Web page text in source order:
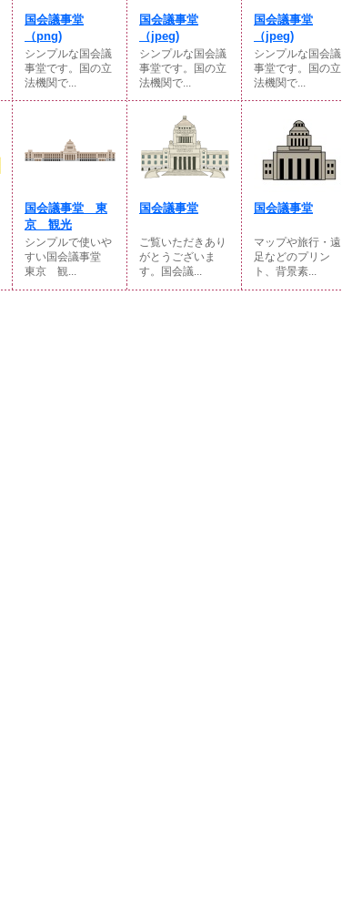
国会議事堂
（png)
シンプルな国会議
事堂です。国の立
法機関で...
国会議事堂
（jpeg)
シンプルな国会議
事堂です。国の立
法機関で...
国会議事堂
（jpeg)
シンプルな国会議
事堂です。国の立
法機関で...
国会議事堂 東
京 観光
シンプルで使いや
すい国会議事堂
東京 観...
国会議事堂
ご覧いただきあり
がとうございま
す。国会議...
国会議事堂
マップや旅行・遠
足などのプリン
ト、背景素...